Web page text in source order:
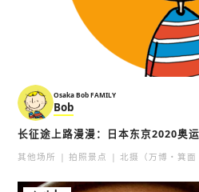
Osaka Bob FAMILY
Bob
长征途上路漫漫：日本东京2020奥
其他场所 拍照景点 北摄（万博・箕面